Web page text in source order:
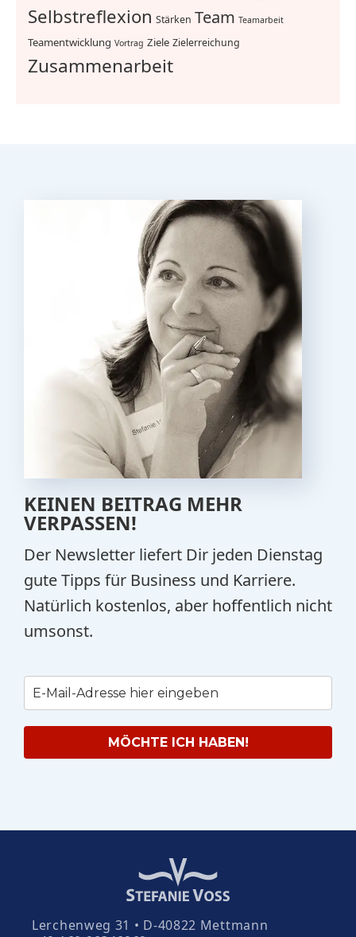
Selbstreflexion Stärken Team Teamarbeit
Teamentwicklung Vortrag Ziele Zielerreichung
Zusammenarbeit
KEINEN BEITRAG MEHR
VERPASSEN!
Der Newsletter liefert Dir jeden Dienstag
gute Tipps für Business und Karriere.
Natürlich kostenlos, aber hoffentlich nicht
umsonst.
MÖCHTE ICH HABEN!
Lerchenweg 31 • D-40822 Mettmann